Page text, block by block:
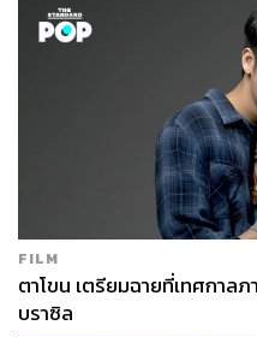
FILM
ตาโขน เตรียมฉายที่เทศกาล
บราซิล